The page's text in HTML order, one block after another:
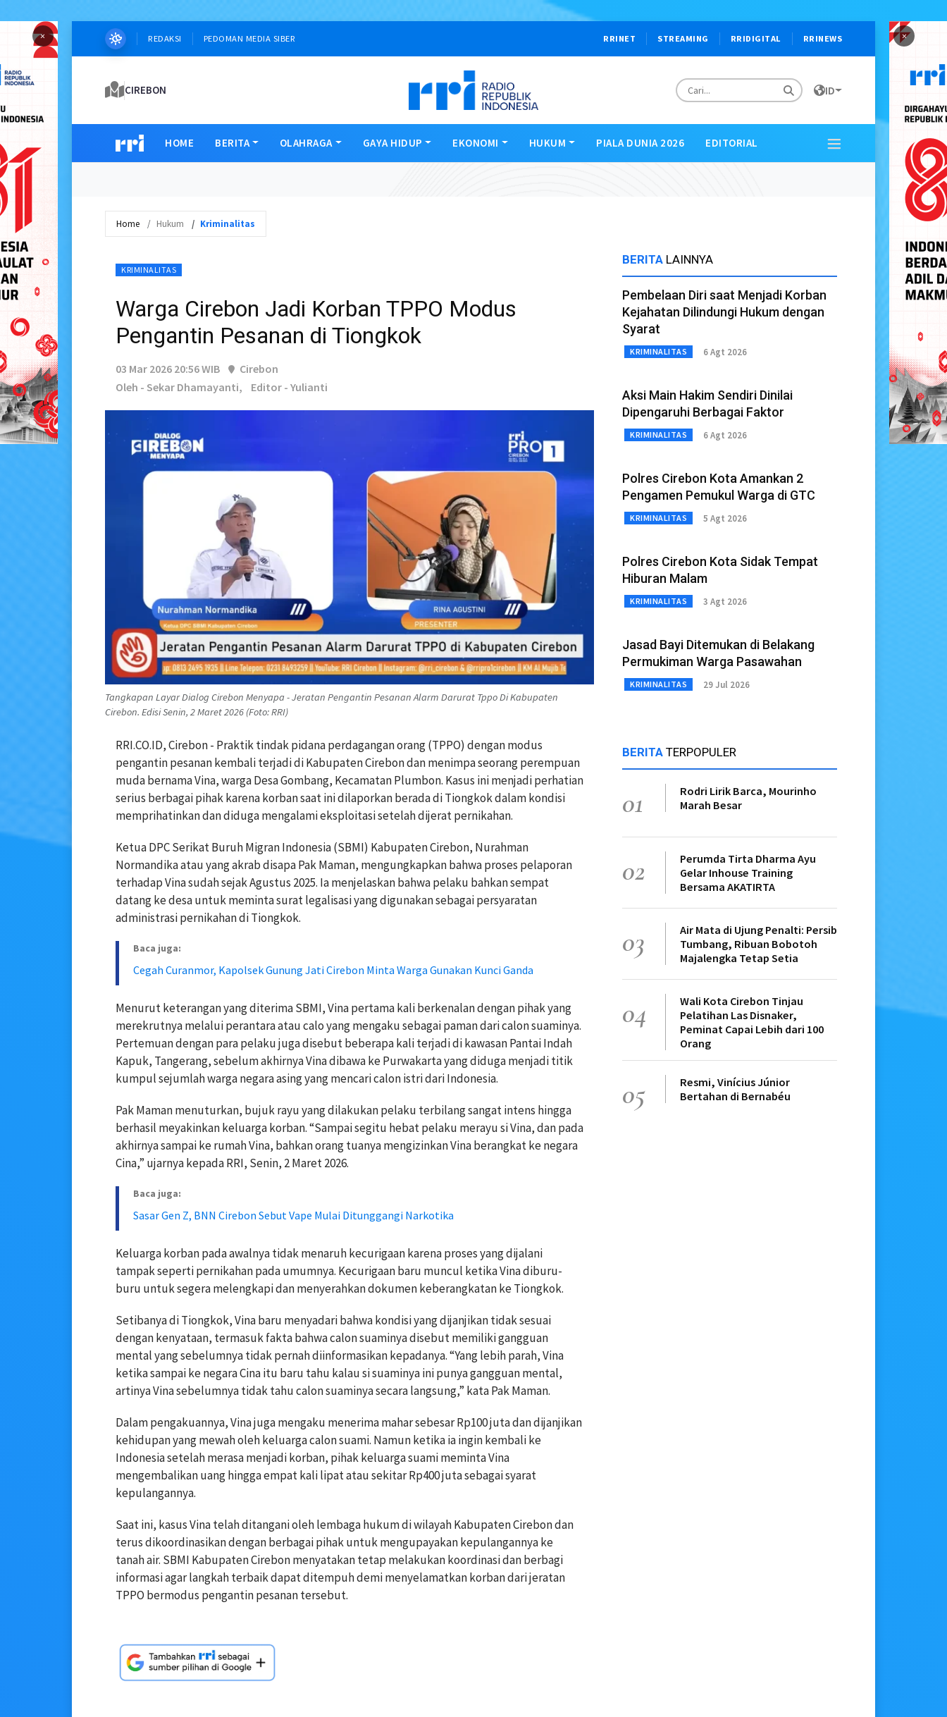
× ×
REDAKSI PEDOMAN MEDIA SIBER RRINET STREAMING RRIDIGITAL RRINEWS
CIREBON ID
HOME BERITA OLAHRAGA GAYA HIDUP EKONOMI HUKUM PIALA DUNIA 2026 EDITORIAL
Home Hukum Kriminalitas
KRIMINALITAS
Warga Cirebon Jadi Korban TPPO Modus
Pengantin Pesanan di Tiongkok
03 Mar 2026 20:56 WIB
Cirebon
Oleh - Sekar Dhamayanti,
Editor - Yulianti
Tangkapan Layar Dialog Cirebon Menyapa - Jeratan Pengantin Pesanan Alarm Darurat Tppo Di Kabupaten
Cirebon. Edisi Senin, 2 Maret 2026 (Foto: RRI)
RRI.CO.ID, Cirebon - Praktik tindak pidana perdagangan orang (TPPO) dengan modus
pengantin pesanan kembali terjadi di Kabupaten Cirebon dan menimpa seorang perempuan
muda bernama Vina, warga Desa Gombang, Kecamatan Plumbon. Kasus ini menjadi perhatian
serius berbagai pihak karena korban saat ini dilaporkan berada di Tiongkok dalam kondisi
memprihatinkan dan diduga mengalami eksploitasi setelah dijerat pernikahan.
Ketua DPC Serikat Buruh Migran Indonesia (SBMI) Kabupaten Cirebon, Nurahman
Normandika atau yang akrab disapa Pak Maman, mengungkapkan bahwa proses pelaporan
terhadap Vina sudah sejak Agustus 2025. Ia menjelaskan bahwa pelaku bahkan sempat
datang ke desa untuk meminta surat legalisasi yang digunakan sebagai persyaratan
administrasi pernikahan di Tiongkok.
Baca juga:
Cegah Curanmor, Kapolsek Gunung Jati Cirebon Minta Warga Gunakan Kunci Ganda
Menurut keterangan yang diterima SBMI, Vina pertama kali berkenalan dengan pihak yang
merekrutnya melalui perantara atau calo yang mengaku sebagai paman dari calon suaminya.
Pertemuan dengan para pelaku juga disebut beberapa kali terjadi di kawasan Pantai Indah
Kapuk, Tangerang, sebelum akhirnya Vina dibawa ke Purwakarta yang diduga menjadi titik
kumpul sejumlah warga negara asing yang mencari calon istri dari Indonesia.
Pak Maman menuturkan, bujuk rayu yang dilakukan pelaku terbilang sangat intens hingga
berhasil meyakinkan keluarga korban. “Sampai segitu hebat pelaku merayu si Vina, dan pada
akhirnya sampai ke rumah Vina, bahkan orang tuanya mengizinkan Vina berangkat ke negara
Cina,” ujarnya kepada RRI, Senin, 2 Maret 2026.
Baca juga:
Sasar Gen Z, BNN Cirebon Sebut Vape Mulai Ditunggangi Narkotika
Keluarga korban pada awalnya tidak menaruh kecurigaan karena proses yang dijalani
tampak seperti pernikahan pada umumnya. Kecurigaan baru muncul ketika Vina diburu-
buru untuk segera melengkapi dan menyerahkan dokumen keberangkatan ke Tiongkok.
Setibanya di Tiongkok, Vina baru menyadari bahwa kondisi yang dijanjikan tidak sesuai
dengan kenyataan, termasuk fakta bahwa calon suaminya disebut memiliki gangguan
mental yang sebelumnya tidak pernah diinformasikan kepadanya. “Yang lebih parah, Vina
ketika sampai ke negara Cina itu baru tahu kalau si suaminya ini punya gangguan mental,
artinya Vina sebelumnya tidak tahu calon suaminya secara langsung,” kata Pak Maman.
Dalam pengakuannya, Vina juga mengaku menerima mahar sebesar Rp100 juta dan dijanjikan
kehidupan yang mewah oleh keluarga calon suami. Namun ketika ia ingin kembali ke
Indonesia setelah merasa menjadi korban, pihak keluarga suami meminta Vina
mengembalikan uang hingga empat kali lipat atau sekitar Rp400 juta sebagai syarat
kepulangannya.
Saat ini, kasus Vina telah ditangani oleh lembaga hukum di wilayah Kabupaten Cirebon dan
terus dikoordinasikan dengan berbagai pihak untuk mengupayakan kepulangannya ke
tanah air. SBMI Kabupaten Cirebon menyatakan tetap melakukan koordinasi dan berbagi
informasi agar langkah terbaik dapat ditempuh demi menyelamatkan korban dari jeratan
TPPO bermodus pengantin pesanan tersebut.
BERITA LAINNYA
Pembelaan Diri saat Menjadi Korban
Kejahatan Dilindungi Hukum dengan
Syarat
KRIMINALITAS 6 Agt 2026
Aksi Main Hakim Sendiri Dinilai
Dipengaruhi Berbagai Faktor
KRIMINALITAS 6 Agt 2026
Polres Cirebon Kota Amankan 2
Pengamen Pemukul Warga di GTC
KRIMINALITAS 5 Agt 2026
Polres Cirebon Kota Sidak Tempat
Hiburan Malam
KRIMINALITAS 3 Agt 2026
Jasad Bayi Ditemukan di Belakang
Permukiman Warga Pasawahan
KRIMINALITAS 29 Jul 2026
BERITA TERPOPULER
01
Rodri Lirik Barca, Mourinho
Marah Besar
02
Perumda Tirta Dharma Ayu
Gelar Inhouse Training
Bersama AKATIRTA
03
Air Mata di Ujung Penalti: Persib
Tumbang, Ribuan Bobotoh
Majalengka Tetap Setia
04
Wali Kota Cirebon Tinjau
Pelatihan Las Disnaker,
Peminat Capai Lebih dari 100
Orang
05
Resmi, Vinícius Júnior
Bertahan di Bernabéu